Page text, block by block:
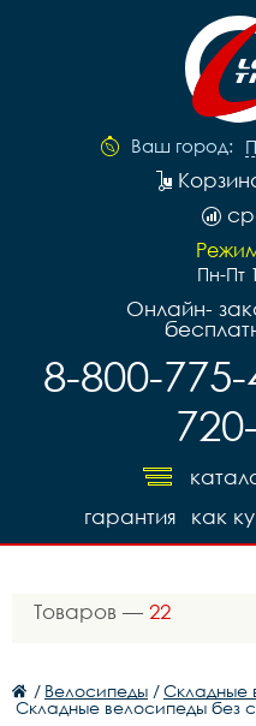
Ваш город:
Пн-Пт
Онлайн-
8-800-
как
гарантия
Товаров — 22
/ Велосипеды /Складные
Складные велосипеды без